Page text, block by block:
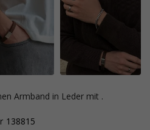
Armband in Leder mit .
138815